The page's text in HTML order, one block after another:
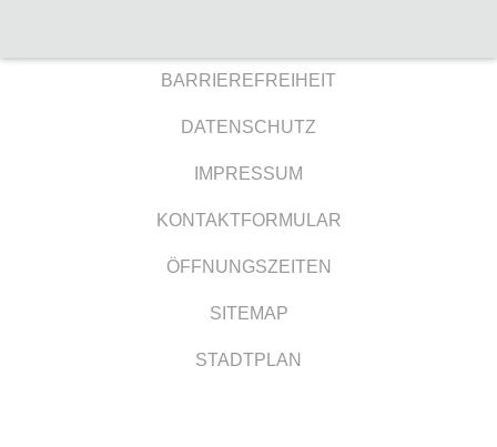
BARRIEREFREIHEIT
DATENSCHUTZ
IMPRESSUM
KONTAKTFORMULAR
ÖFFNUNGSZEITEN
SITEMAP
STADTPLAN